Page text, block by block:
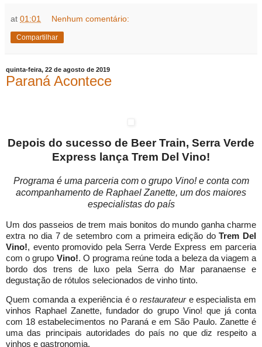
at 01:01 Nenhum comentário:
Compartilhar
quinta-feira, 22 de agosto de 2019
Paraná Acontece
Depois do sucesso de Beer Train, Serra Verde
Express lança Trem Del Vino!
Programa é uma parceria com o grupo Vino! e conta com
acompanhamento de Raphael Zanette, um dos maiores
especialistas do país
Um dos passeios de trem mais bonitos do mundo ganha charme
extra no dia 7 de setembro com a primeira edição do Trem Del
Vino!, evento promovido pela Serra Verde Express em parceria
com o grupo Vino!. O programa reúne toda a beleza da viagem a
bordo dos trens de luxo pela Serra do Mar paranaense e
degustação de rótulos selecionados de vinho tinto.
Quem comanda a experiência é o restaurateur e especialista em
vinhos Raphael Zanette, fundador do grupo Vino! que já conta
com 18 estabelecimentos no Paraná e em São Paulo. Zanette é
uma das principais autoridades do país no que diz respeito a
vinhos e gastronomia.